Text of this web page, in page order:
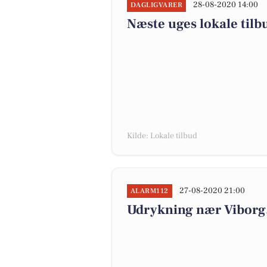
DAGLIGVARER 28-08-2020 14:00
Næste uges lokale
Kilde: Lokale tilbud
ALARM112 27-08-2020 21:00
Udrykning nær